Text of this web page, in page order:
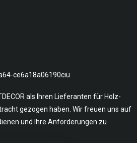
als Ihren Lieferanten für Holz-
gezogen haben. Wir freuen uns auf
und Ihre Anforderungen zu